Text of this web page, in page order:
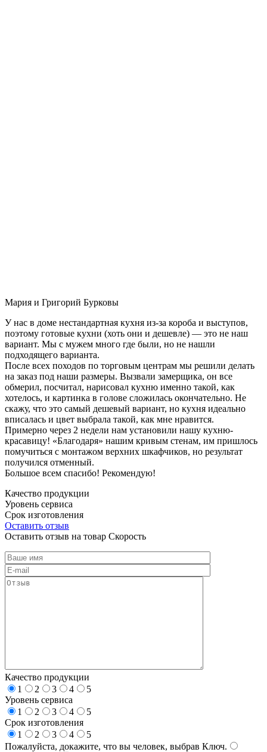
Мария и Григорий Бурковы
У нас в доме нестандартная кухня из-за короба и выступов,
поэтому готовые кухни (хоть они и дешевле) — это не наш
вариант. Мы с мужем много где были, но не нашли
подходящего варианта.
После всех походов по торговым центрам мы решили делать
на заказ под наши размеры. Вызвали замерщика, он все
обмерил, посчитал, нарисовал кухню именно такой, как
хотелось, и картинка в голове сложилась окончательно. Не
скажу, что это самый дешевый вариант, но кухня идеально
вписалась и цвет выбрала такой, как мне нравится.
Примерно через 2 недели нам установили нашу кухню-
красавицу! «Благодаря» нашим кривым стенам, им пришлось
помучиться с монтажом верхних шкафчиков, но результат
получился отменный.
Большое всем спасибо! Рекомендую!
Качество продукции
Уровень сервиса
Срок изготовления
Оставить отзыв
Оставить отзыв на товар Скорость
Качество продукции
1
2 3 4
5
Уровень сервиса
1
2 3 4
5
Срок изготовления
1
2 3 4
5
Пожалуйста, докажите, что вы человек, выбрав Ключ.